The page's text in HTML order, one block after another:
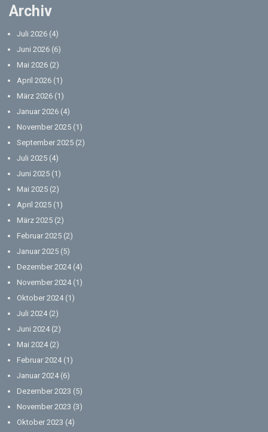
Archiv
Juli 2026 (4)
Juni 2026 (6)
Mai 2026 (2)
April 2026 (1)
März 2026 (1)
Januar 2026 (4)
November 2025 (1)
September 2025 (2)
Juli 2025 (4)
Juni 2025 (1)
Mai 2025 (2)
April 2025 (1)
März 2025 (2)
Februar 2025 (2)
Januar 2025 (5)
Dezember 2024(4)
November 2024(1)
Oktober 2024(1)
Juli 2024(2)
Juni 2024(2)
Mai 2024(2)
Februar 2024(1)
Januar 2024(6)
Dezember 2023 (5)
November 2023 (3)
Oktober 2023 (4)